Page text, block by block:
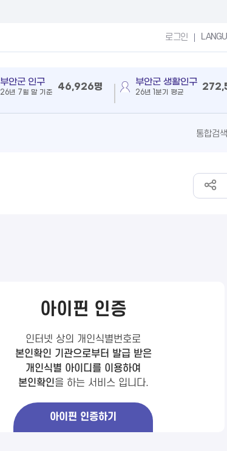
로그인
부안군 인구
26년 7월 말 기준
46,926명 부안군 생활인구
26년 1분기 평균
아이핀 인증
인터넷 상의 개인식별번호로
본인확인 기관으로부터 발급 받은
개인식별 아이디를 이용하여
본인확인을 하는 서비스 입니다.
아이핀 인증하기